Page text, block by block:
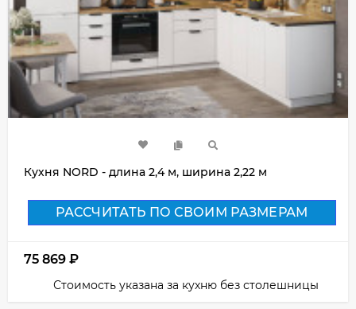
Кухня NORD - длина 2,4 м, ширина 2,22 м
РАССЧИТАТЬ ПО СВОИМ РАЗМЕРАМ
75 869 ₽
Стоимость указана за кухню без столешницы